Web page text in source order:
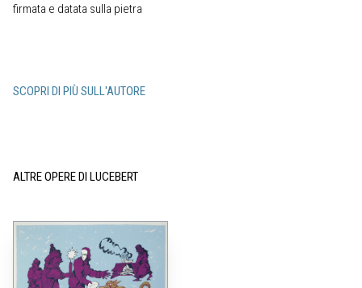
firmata e datata sulla pietra
SCOPRI DI PIÙ SULL'AUTORE
ALTRE OPERE DI LUCEBERT